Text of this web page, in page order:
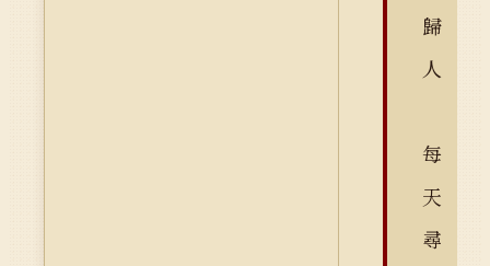
歸
人
每
天
尋